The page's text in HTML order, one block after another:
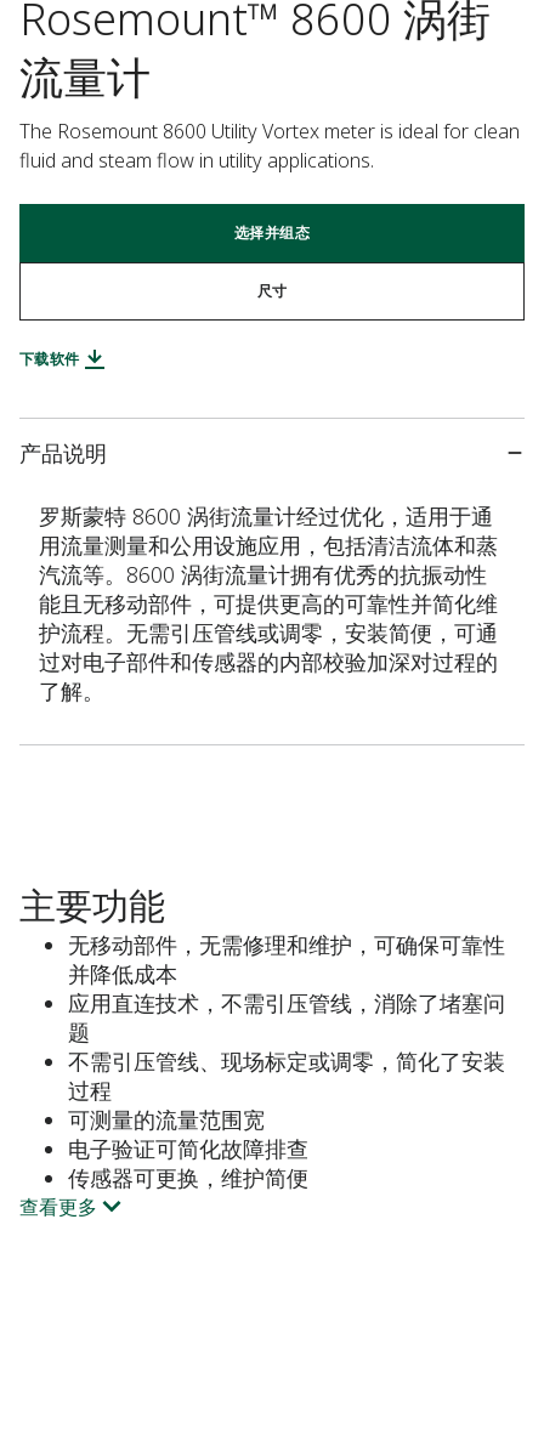
Rosemount™ 8600 涡街
流量计
The Rosemount 8600 Utility Vortex meter is ideal for clean
fluid and steam flow in utility applications.
选择并组态
尺寸
下载软件
产品说明
罗斯蒙特 8600 涡街流量计经过优化，适用于通
用流量测量和公用设施应用，包括清洁流体和蒸
汽流等。8600 涡街流量计拥有优秀的抗振动性
能且无移动部件，可提供更高的可靠性并简化维
护流程。无需引压管线或调零，安装简便，可通
过对电子部件和传感器的内部校验加深对过程的
了解。
主要功能
无移动部件，无需修理和维护，可确保可靠性
并降低成本
应用直连技术，不需引压管线，消除了堵塞问
题
不需引压管线、现场标定或调零，简化了安装
过程
可测量的流量范围宽
电子验证可简化故障排查
传感器可更换，维护简便
查看更多